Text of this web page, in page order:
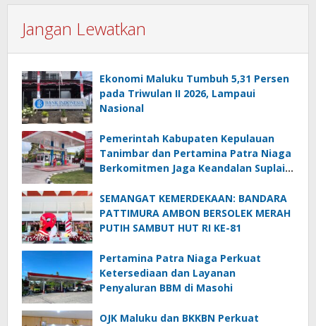
Jangan Lewatkan
Ekonomi Maluku Tumbuh 5,31 Persen
pada Triwulan II 2026, Lampaui
Nasional
Pemerintah Kabupaten Kepulauan
Tanimbar dan Pertamina Patra Niaga
Berkomitmen Jaga Keandalan Suplai
SEMANGAT KEMERDEKAAN: BANDARA
PATTIMURA AMBON BERSOLEK MERAH
PUTIH SAMBUT HUT RI KE-81
Pertamina Patra Niaga Perkuat
Ketersediaan dan Layanan
Penyaluran BBM di Masohi
OJK Maluku dan BKKBN Perkuat